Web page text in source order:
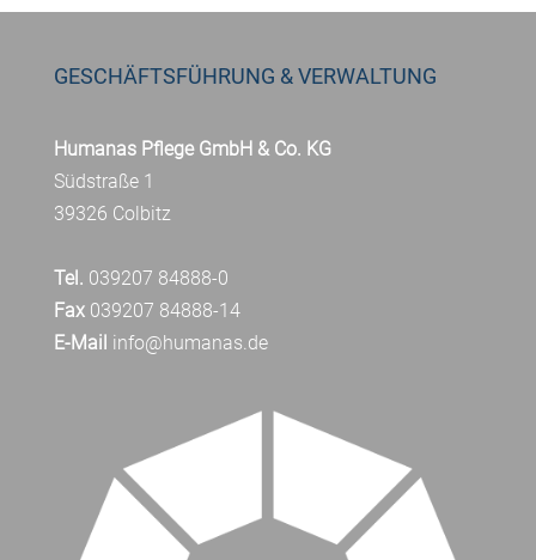
GESCHÄFTSFÜHRUNG & VERWALTUNG
Humanas Pflege GmbH & Co. KG
Südstraße 1
39326 Colbitz
Tel. 039207 84888-0
Fax039207 84888-14
E-Mail info@humanas.de